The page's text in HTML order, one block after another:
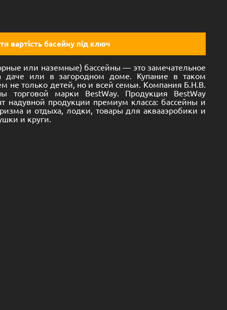
вартість басейну під ключ
или наземные) бассейны — это замечательное
даче или в загородном доме. Купание в таком
не только детей, но и всей семьи. Компания Б.Н.В.
торговой марки BestWay. Продукция BestWay
надувной продукции премиум класса: бассейны и
и отдыха, лодки, товары для аквааэробики и
и круги.